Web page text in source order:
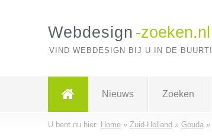
Webdesign -zoeken.nl
VIND WEBDESIGN BIJ U IN DE BUURT!
Nieuws Zoeken
U bent nu hier: Home» Zuid-Holland » Gouda»